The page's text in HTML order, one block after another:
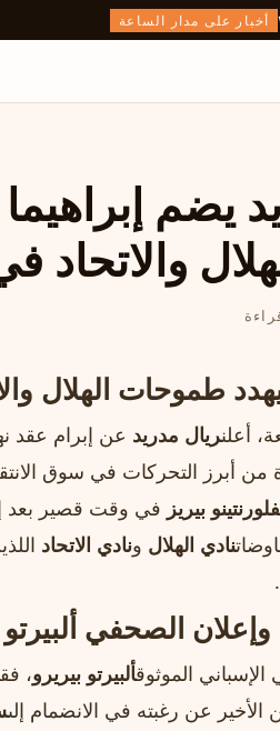
أخبار على مدار الساعة
يضم
طموحات الهلال
أعلنريال مدريد عن إبرام عقد
أبرز التحركات في سوق
فلورنتينو بيريز في وقت قصير بعد
نادي الهلال ونادي الاتحاد
الصحفي ألبيرتو
الموثوقألبيرتو بيريرو،
عن رغبته في الانضمام إلى